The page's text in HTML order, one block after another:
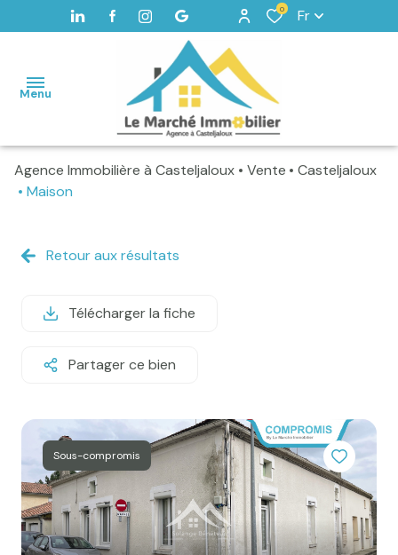
0 Fr
Menu
Accueil
Terrains
Home
Actualités
Newsletter
Honoraires
Contact
Agence Immobilière à Casteljaloux Vente
Casteljaloux
Maison
Retour aux résultats
Télécharger la fiche
Partager ce bien
Sous-compromis